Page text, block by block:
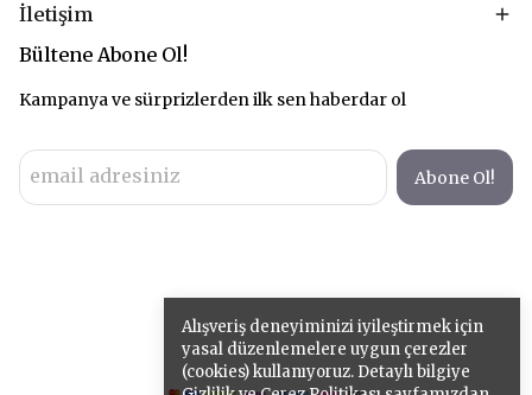
Alışveriş deneyiminizi iyileştirmek için
yasal düzenlemelere uygun çerezler
(cookies) kullanıyoruz. Detaylı bilgiye
İletişim
Bültene Abone Ol!
Kampanya ve sürprizlerden ilk sen haberdar ol
Abone Ol!